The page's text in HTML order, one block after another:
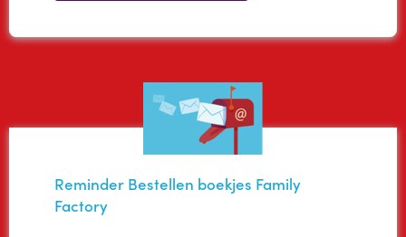
Samen voor Taal
Van Kansarm naar Kansrijk
Reminder Bestellen boekjes Family
Factory